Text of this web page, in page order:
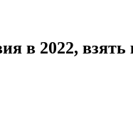
в 2022, взять